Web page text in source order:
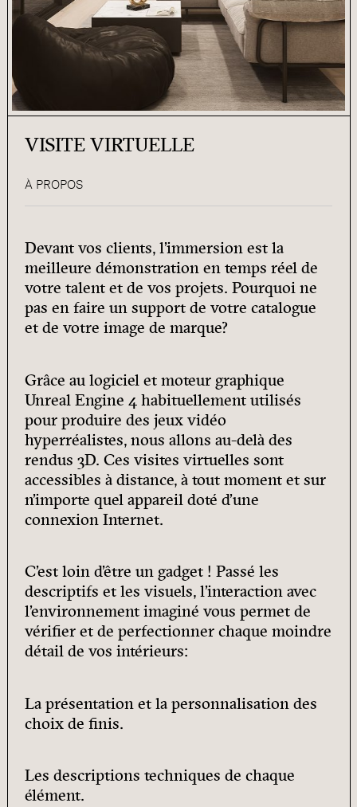
VISITE VIRTUELLE
À PROPOS
Devant vos clients, l’immersion est la
meilleure démonstration en temps réel de
votre talent et de vos projets. Pourquoi ne
pas en faire un support de votre catalogue
et de votre image de marque?
Grâce au logiciel et moteur graphique
Unreal Engine 4 habituellement utilisés
pour produire des jeux vidéo
hyperréalistes, nous allons au-delà des
rendus 3D. Ces visites virtuelles sont
accessibles à distance, à tout moment et sur
n’importe quel appareil doté d’une
connexion Internet.
C’est loin d’être un gadget ! Passé les
descriptifs et les visuels, l’interaction avec
l’environnement imaginé vous permet de
vérifier et de perfectionner chaque moindre
détail de vos intérieurs:
La présentation et la personnalisation des
choix de finis.
Les descriptions techniques de chaque
élément.